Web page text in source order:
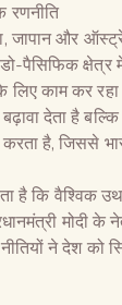
रणनीति
जापान और
पैसिफिक क्षेत्र
लिए काम कर
देता है
है, जिससे
है कि वैश्विक
मोदी के
ने देश को